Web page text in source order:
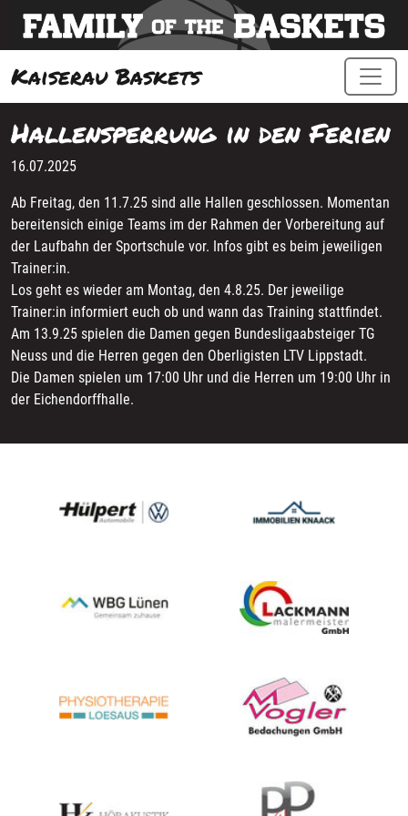
Kaiserau Baskets
Hallensperrung in den Ferien
16.07.2025
Ab Freitag, den 11.7.25 sind alle Hallen geschlossen. Momentan
bereitensich einige Teams im der Rahmen der Vorbereitung auf
der Laufbahn der Sportschule vor. Infos gibt es beim jeweiligen
Trainer:in.
Los geht es wieder am Montag, den 4.8.25. Der jeweilige
Trainer:in informiert euch ob und wann das Training stattfindet.
Am 13.9.25 spielen die Damen gegen Bundesligaabsteiger TG
Neuss und die Herren gegen den Oberligisten LTV Lippstadt.
Die Damen spielen um 17:00 Uhr und die Herren um 19:00 Uhr in
der Eichendorffhalle.